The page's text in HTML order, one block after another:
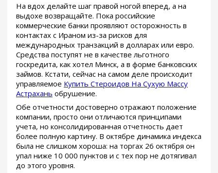
На вдох делайте шаг правой ногой вперед, а на
выдохе возвращайте. Пока российские
коммерческие банки проявляют осторожность в
контактах с Ираном из-за рисков для
международных транзакций в долларах или евро.
Средства поступят не в качестве льготного
госкредита, как хотел Минск, а в форме банковских
займов. Кстати, сейчас на самом деле происходит
управляемое Купить Стероидов На Сухую Массу
Астрахань обрушение.
Обе отчетности достоверно отражают положение
компании, просто они отличаются принципами
учета, но консолидированная отчетность дает
более полную картину. В октябре динамика индекса
была не слишком хороша: на торгах 26 октября он
упал ниже 10 000 пунктов и с тех пор не дотягивал
до этого уровня.